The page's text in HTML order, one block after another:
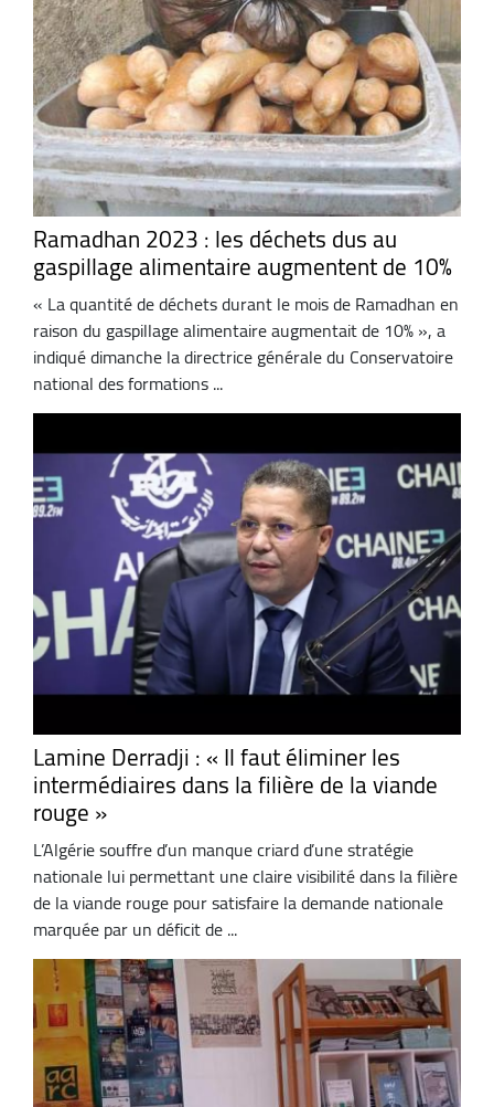
Ramadhan 2023 : les déchets dus au
gaspillage alimentaire augmentent de 10%
« La quantité de déchets durant le mois de Ramadhan en
raison du gaspillage alimentaire augmentait de 10% », a
indiqué dimanche la directrice générale du Conservatoire
national des formations ...
Lamine Derradji : « Il faut éliminer les
intermédiaires dans la filière de la viande
rouge »
L’Algérie souffre d’un manque criard d’une stratégie
nationale lui permettant une claire visibilité dans la filière
de la viande rouge pour satisfaire la demande nationale
marquée par un déficit de ...